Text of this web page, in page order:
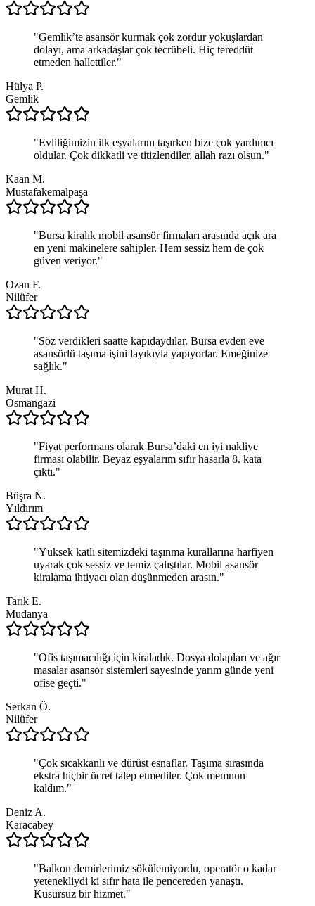
"Gemlik’te asansör kurmak çok zordur yokuşlardan
dolayı, ama arkadaşlar çok tecrübeli. Hiç tereddüt
etmeden hallettiler."
Hülya P.
Gemlik
"Evliliğimizin ilk eşyalarını taşırken bize çok yardımcı
oldular. Çok dikkatli ve titizlendiler, allah razı olsun."
Kaan M.
Mustafakemalpaşa
"Bursa kiralık mobil asansör firmaları arasında açık ara
en yeni makinelere sahipler. Hem sessiz hem de çok
güven veriyor."
Ozan F.
Nilüfer
"Söz verdikleri saatte kapıdaydılar. Bursa evden eve
asansörlü taşıma işini layıkıyla yapıyorlar. Emeğinize
sağlık."
Murat H.
Osmangazi
"Fiyat performans olarak Bursa’daki en iyi nakliye
firması olabilir. Beyaz eşyalarım sıfır hasarla 8. kata
çıktı."
Büşra N.
Yıldırım
"Yüksek katlı sitemizdeki taşınma kurallarına harfiyen
uyarak çok sessiz ve temiz çalıştılar. Mobil asansör
kiralama ihtiyacı olan düşünmeden arasın."
Tarık E.
Mudanya
"Ofis taşımacılığı için kiraladık. Dosya dolapları ve ağır
masalar asansör sistemleri sayesinde yarım günde yeni
ofise geçti."
Serkan Ö.
Nilüfer
"Çok sıcakkanlı ve dürüst esnaflar. Taşıma sırasında
ekstra hiçbir ücret talep etmediler. Çok memnun
kaldım."
Deniz A.
Karacabey
"Balkon demirlerimiz sökülemiyordu, operatör o kadar
yetenekliydi ki sıfır hata ile pencereden yanaştı.
Kusursuz bir hizmet."